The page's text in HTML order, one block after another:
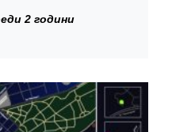
са
2 години